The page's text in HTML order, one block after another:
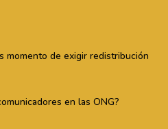
momento de exigir redistribución
en las ONG?